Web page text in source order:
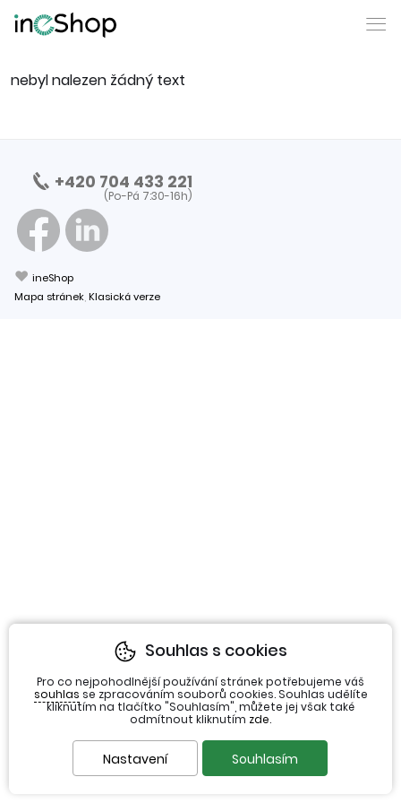
nebyl nalezen žádný text
+420 704 433 221
(Po-Pá 7:30-16h)
❤ ineShop
Mapa stránek Klasická verze
Souhlas s cookies
Pro co nejpohodlnější používání stránek potřebujeme váš
souhlas se zpracováním souborů cookies. Souhlas udělíte
kliknutím na tlačítko "Souhlasím", můžete jej však také
odmítnout kliknutím zde.
Nastavení Souhlasím